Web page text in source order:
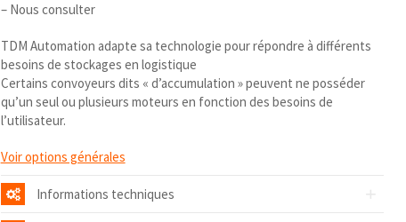
– Nous consulter
TDM Automation adapte sa technologie pour répondre à différents
besoins de stockages en logistique
Certains convoyeurs dits « d’accumulation » peuvent ne posséder
qu’un seul ou plusieurs moteurs en fonction des besoins de
l’utilisateur.
Voir options générales
Informations techniques